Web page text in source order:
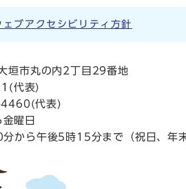
ェブアクセシビリティ方針
垣市丸の内2丁目29番地
(代表)
代表)
曜日
から午後5時15分まで（祝日、年